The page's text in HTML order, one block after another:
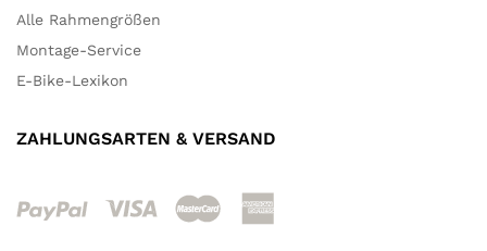
Alle Rahmengrößen
Montage-Service
E-Bike-Lexikon
ZAHLUNGSARTEN & VERSAND